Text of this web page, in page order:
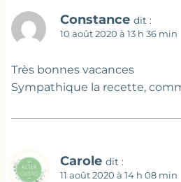
Constance dit :
10 août 2020 à 13 h 36 min
Très bonnes vacances
Sympathique la recette,
Carole dit :
11 août 2020 à 14 h 08 min